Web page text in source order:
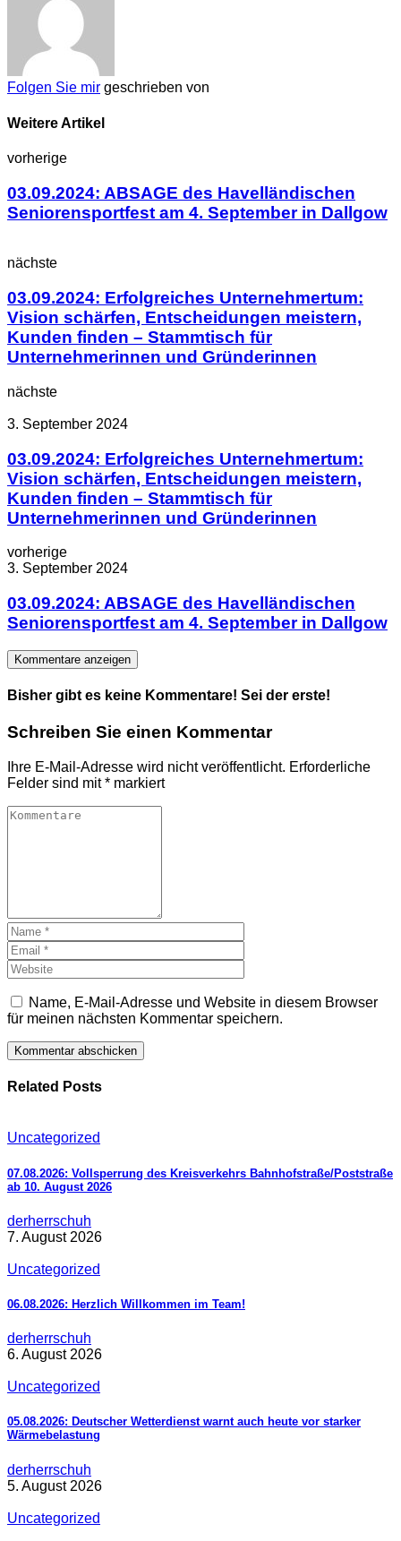
Folgen Sie mir geschrieben von
Weitere Artikel
vorherige
03.09.2024: ABSAGE des Havelländischen
Seniorensportfest am 4. September in Dallgow
nächste
03.09.2024: Erfolgreiches Unternehmertum:
Vision schärfen, Entscheidungen meistern,
Kunden finden – Stammtisch für
Unternehmerinnen und Gründerinnen
nächste
3. September 2024
03.09.2024: Erfolgreiches Unternehmertum:
Vision schärfen, Entscheidungen meistern,
Kunden finden – Stammtisch für
Unternehmerinnen und Gründerinnen
vorherige
3. September 2024
03.09.2024: ABSAGE des Havelländischen
Seniorensportfest am 4. September in Dallgow
Kommentare anzeigen
Bisher gibt es keine Kommentare! Sei der erste!
Schreiben Sie einen Kommentar
Ihre E-Mail-Adresse wird nicht veröffentlicht. Erforderliche
Felder sind mit* markiert
Name, E-Mail-Adresse und Website in diesem Browser
für meinen nächsten Kommentar speichern.
Related Posts
Uncategorized
07.08.2026: Vollsperrung des Kreisverkehrs Bahnhofstraße/Poststraße
ab 10. August 2026
derherrschuh
7. August 2026
Uncategorized
06.08.2026: Herzlich Willkommen im Team!
derherrschuh
6. August 2026
Uncategorized
05.08.2026: Deutscher Wetterdienst warnt auch heute vor starker
Wärmebelastung
derherrschuh
5. August 2026
Uncategorized